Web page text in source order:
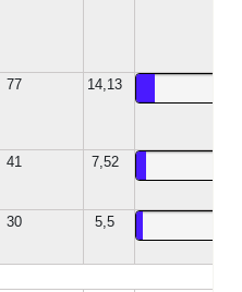
77 14,13
41 7,52
30 5,5